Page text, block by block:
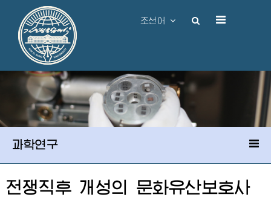
조선어
과학연구
전쟁직후 개성의 문화유산보호사